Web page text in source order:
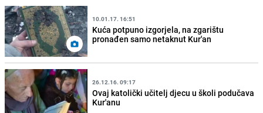
10.01.17. 16:51
Kuća potpuno izgorjela, na zgarištu
pronađen samo netaknut Kur'an
26.12.16. 09:17
Ovaj katolički učitelj djecu u školi podučava
Kur'anu